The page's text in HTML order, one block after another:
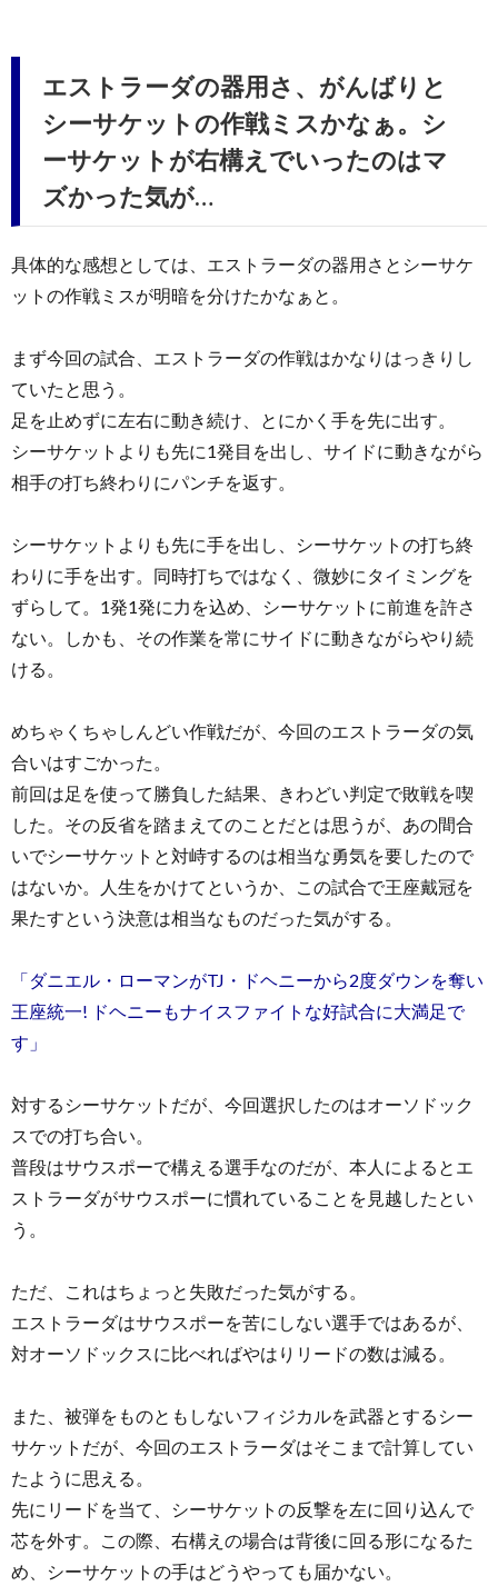
エストラーダの器用さ、がんばりと
シーサケットの作戦ミスかなぁ。シ
ーサケットが右構えでいったのはマ
ズかった気が…
具体的な感想としては、エストラーダの器用さとシーサケ
ットの作戦ミスが明暗を分けたかなぁと。
まず今回の試合、エストラーダの作戦はかなりはっきりし
ていたと思う。
足を止めずに左右に動き続け、とにかく手を先に出す。
シーサケットよりも先に1発目を出し、サイドに動きながら
相手の打ち終わりにパンチを返す。
シーサケットよりも先に手を出し、シーサケットの打ち終
わりに手を出す。同時打ちではなく、微妙にタイミングを
ずらして。1発1発に力を込め、シーサケットに前進を許さ
ない。しかも、その作業を常にサイドに動きながらやり続
ける。
めちゃくちゃしんどい作戦だが、今回のエストラーダの気
合いはすごかった。
前回は足を使って勝負した結果、きわどい判定で敗戦を喫
した。その反省を踏まえてのことだとは思うが、あの間合
いでシーサケットと対峙するのは相当な勇気を要したので
はないか。人生をかけてというか、この試合で王座戴冠を
果たすという決意は相当なものだった気がする。
「ダニエル・ローマンがTJ・ドヘニーから2度ダウンを奪い
王座統一! ドヘニーもナイスファイトな好試合に大満足で
す」
対するシーサケットだが、今回選択したのはオーソドック
スでの打ち合い。
普段はサウスポーで構える選手なのだが、本人によるとエ
ストラーダがサウスポーに慣れていることを見越したとい
う。
ただ、これはちょっと失敗だった気がする。
エストラーダはサウスポーを苦にしない選手ではあるが、
対オーソドックスに比べればやはりリードの数は減る。
また、被弾をものともしないフィジカルを武器とするシー
サケットだが、今回のエストラーダはそこまで計算してい
たように思える。
先にリードを当て、シーサケットの反撃を左に回り込んで
芯を外す。この際、右構えの場合は背後に回る形になるた
め、シーサケットの手はどうやっても届かない。